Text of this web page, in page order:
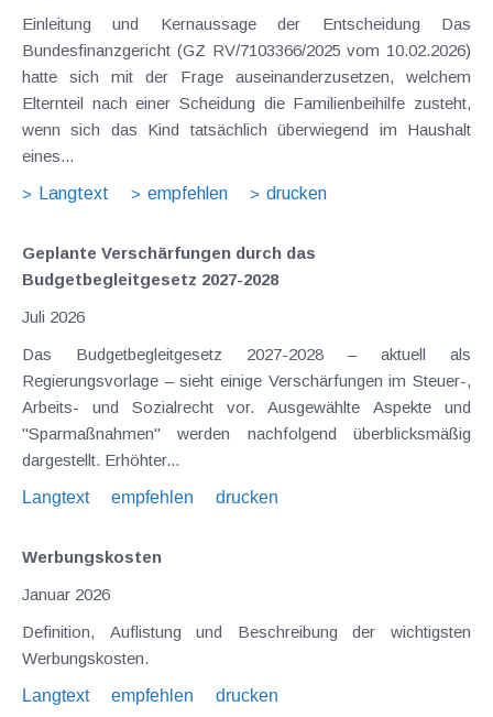
Einleitung und Kernaussage der Entscheidung Das
Bundesfinanzgericht (GZ RV/7103366/2025 vom 10.02.2026)
hatte sich mit der Frage auseinanderzusetzen, welchem
Elternteil nach einer Scheidung die Familienbeihilfe zusteht,
wenn sich das Kind tatsächlich überwiegend im Haushalt
eines...
Langtext
empfehlen drucken
Geplante Verschärfungen durch das
Budgetbegleitgesetz 2027-2028
Juli 2026
Das Budgetbegleitgesetz 2027-2028 – aktuell als
Regierungsvorlage – sieht einige Verschärfungen im Steuer-,
Arbeits- und Sozialrecht vor. Ausgewählte Aspekte und
"Sparmaßnahmen" werden nachfolgend überblicksmäßig
dargestellt. Erhöhter...
Langtext
empfehlen drucken
Werbungskosten
Januar 2026
Definition, Auflistung und Beschreibung der wichtigsten
Werbungskosten.
Langtext
empfehlen drucken